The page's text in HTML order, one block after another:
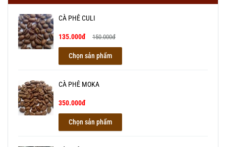
CÀ PHÊ CULI
135.000đ 150.000đ
Chọn sản phẩm
CÀ PHÊ MOKA
350.000đ
Chọn sản phẩm